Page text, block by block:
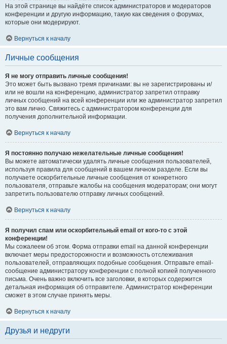
На этой странице вы найдёте список администраторов и модераторов
конференции и другую информацию, такую как сведения о форумах,
которые они модерируют.
Вернуться к началу
Личные сообщения
Я не могу отправить личные сообщения!
Это может быть вызвано тремя причинами: вы не зарегистрированы и/
или не вошли на конференцию, администратор запретил отправку
личных сообщений на всей конференции или же администратор запретил
это вам лично. Свяжитесь с администратором конференции для
получения дополнительной информации.
Вернуться к началу
Я постоянно получаю нежелательные личные сообщения!
Вы можете автоматически удалять личные сообщения пользователей,
используя правила для сообщений в вашем личном разделе. Если вы
получаете оскорбительные личные сообщения от конкретного
пользователя, отправьте жалобы на сообщения модераторам; они могут
запретить пользователю отправку личных сообщений.
Вернуться к началу
Я получил спам или оскорбительный email от кого-то с этой
конференции!
Мы сожалеем об этом. Форма отправки email на данной конференции
включает меры предосторожности и возможность отслеживания
пользователей, отправляющих подобные сообщения. Отправьте email-
сообщение администратору конференции с полной копией полученного
письма. Очень важно включить все заголовки, в которых содержится
детальная информация об отправителе. Администратор конференции
сможет в этом случае принять меры.
Вернуться к началу
Друзья и недруги